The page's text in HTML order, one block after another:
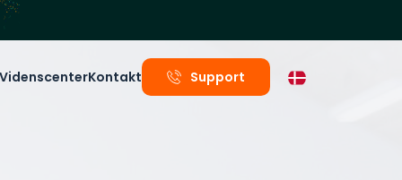
VidenscenterKontakt Support